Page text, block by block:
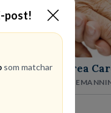
post!
som matcharTe Crea